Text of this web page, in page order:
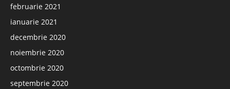
februarie 2021
ianuarie 2021
decembrie 2020
noiembrie 2020
octombrie 2020
septembrie 2020